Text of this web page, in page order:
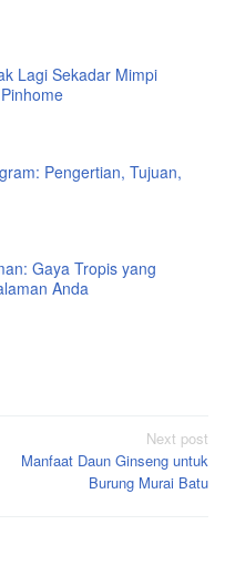
Lagi Sekadar Mimpi
Pengertian, Tujuan,
Gaya Tropis yang
Anda
Next post
Manfaat Daun Ginseng untuk
Burung Murai Batu